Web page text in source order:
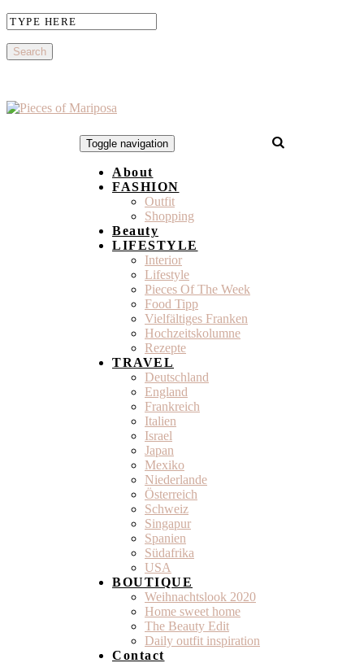
Toggle navigation
About
FASHION
Outfit
Shopping
Beauty
LIFESTYLE
Interior
Lifestyle
Pieces Of The Week
Food Tipp
Vielfältiges Franken
Hochzeitskolumne
Rezepte
TRAVEL
Deutschland
England
Frankreich
Italien
Israel
Japan
Mexiko
Niederlande
Österreich
Schweiz
Singapur
Spanien
Südafrika
USA
BOUTIQUE
Weihnachtslook 2020
Home sweet home
The Beauty Edit
Daily outfit inspiration
Contact